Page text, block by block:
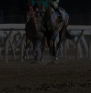
開催カレンダー
重賞競走体系図
スタリオンシリーズ競走
道内の発売情報(PDF)
ト
ト
実況・テレホンサー
発売・払戻
堂
フードカフェ